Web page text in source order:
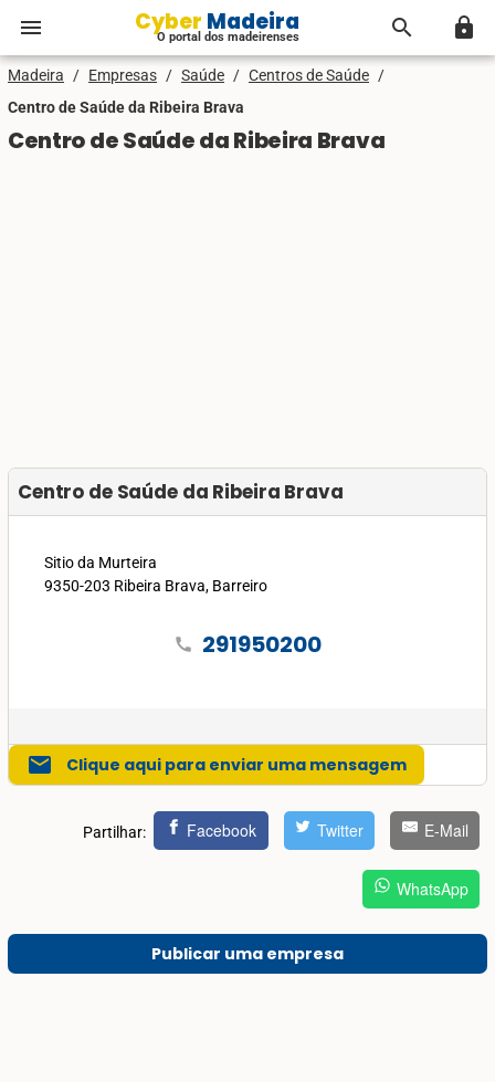
menu Cyber Madeira
O portal dos madeirenses search lock
Madeira / Empresas / Saúde / Centros de Saúde /
Centro de Saúde da Ribeira Brava
Centro de Saúde da Ribeira Brava
Centro de Saúde da Ribeira Brava
Sitio da Murteira
9350-203 Ribeira Brava, Barreiro
call 291950200
mail Clique aqui para enviar uma mensagem
Partilhar: Facebook Twitter E-Mail
WhatsApp
Publicar uma empresa